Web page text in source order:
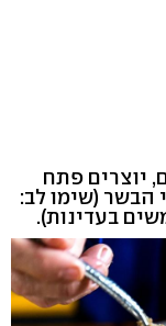
יוצרים פתח
הבשר (שימו לב:
בעדינות).